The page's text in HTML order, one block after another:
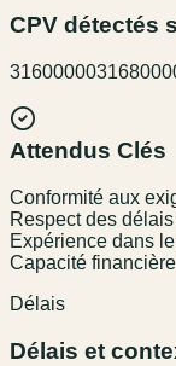
CPV détectés
31600000
Attendus Clés
Conformité aux
Respect des
Expérience dans
Capacité
Délais
Délais et